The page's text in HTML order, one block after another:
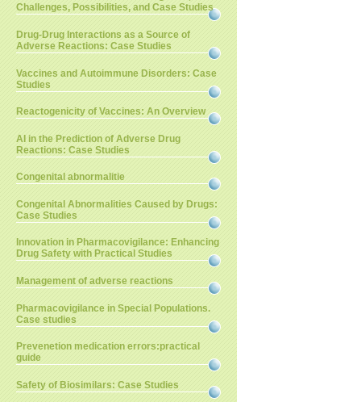
Challenges, Possibilities, and Case Studies
Drug-Drug Interactions as a Source of
Adverse Reactions: Case Studies
Vaccines and Autoimmune Disorders: Case
Studies
Reactogenicity of Vaccines: An Overview
AI in the Prediction of Adverse Drug
Reactions: Case Studies
Congenital abnormalitie
Congenital Abnormalities Caused by Drugs:
Case Studies
Innovation in Pharmacovigilance: Enhancing
Drug Safety with Practical Studies
Management of adverse reactions
Pharmacovigilance in Special Populations.
Case studies
Prevenetion medication errors:practical
guide
Safety of Biosimilars: Case Studies